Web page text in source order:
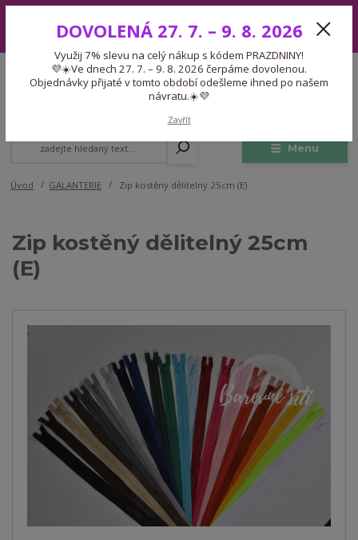
7. – 9. 8. 2026 čerpáme dovolenou. Objednávky přijaté v tomto období
odešleme ihned po našem návratu.☀️💜
Menu
CZK
Expedice 775 866 913
Po-Čt 9-15:30 Pá 9-14:30 Pauza 13-13:45
Úvod GALANTERIE Zip kostěný dělitelný 25cm (E)
Zip kostěný dělitelný 25cm
(E)
DOVOLENÁ 27. 7. – 9. 8. 2026
Využij 7% slevu na celý nákup s kódem PRAZDNINY!
💜☀️Ve dnech 27. 7. – 9. 8. 2026 čerpáme dovolenou.
Objednávky přijaté v tomto období odešleme ihned po našem
návratu.☀️💜
Zavřít